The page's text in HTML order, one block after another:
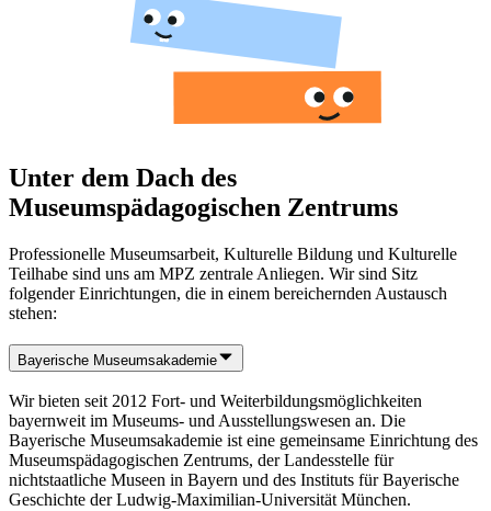
Unter dem Dach des
Museumspädagogischen Zentrums
Professionelle Museumsarbeit, Kulturelle Bildung und Kulturelle
Teilhabe sind uns am MPZ zentrale Anliegen. Wir sind Sitz
folgender Einrichtungen, die in einem bereichernden Austausch
stehen:
Bayerische Museumsakademie
Wir bieten seit 2012 Fort- und Weiterbildungsmöglichkeiten
bayernweit im Museums- und Ausstellungswesen an. Die
Bayerische Museumsakademie ist eine gemeinsame Einrichtung des
Museumspädagogischen Zentrums, der Landesstelle für
nichtstaatliche Museen in Bayern und des Instituts für Bayerische
Geschichte der Ludwig-Maximilian-Universität München.